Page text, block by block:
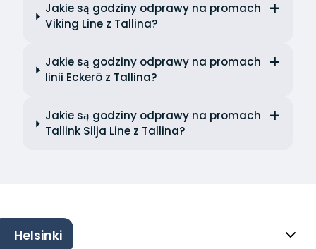
Jakie są godziny odprawy na promach
Viking Line z Tallina?
Jakie są godziny odprawy na promach
linii Eckerö z Tallina?
Jakie są godziny odprawy na promach
Tallink Silja Line z Tallina?
Helsinki